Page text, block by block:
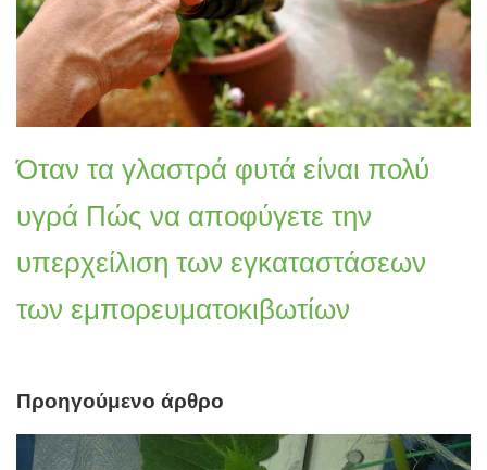
Όταν τα γλαστρά φυτά είναι πολύ
υγρά Πώς να αποφύγετε την
υπερχείλιση των εγκαταστάσεων
των εμπορευματοκιβωτίων
Προηγούμενο άρθρο